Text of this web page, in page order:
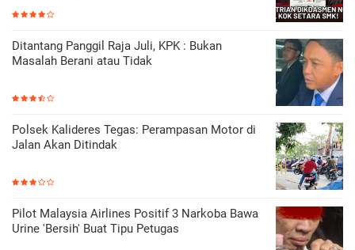
Ditantang Panggil Raja Juli, KPK : Bukan
Masalah Berani atau Tidak
Polsek Kalideres Tegas: Perampasan Motor di
Jalan Akan Ditindak
Pilot Malaysia Airlines Positif 3 Narkoba Bawa
Urine 'Bersih' Buat Tipu Petugas